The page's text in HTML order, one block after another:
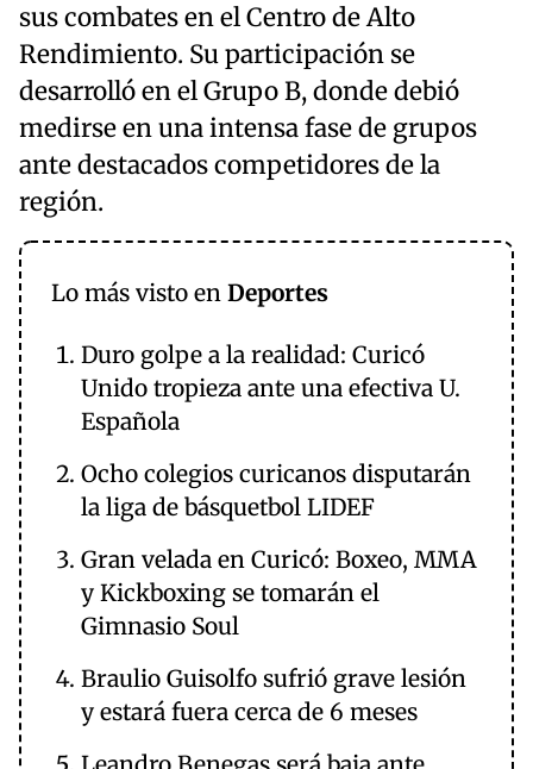
sus combates en el Centro de Alto
Rendimiento. Su participación se
desarrolló en el Grupo B, donde debió
medirse en una intensa fase de grupos
ante destacados competidores de la
región.
Lo más visto en Deportes
Duro golpe a la realidad: Curicó
Unido tropieza ante una efectiva U.
Española
Ocho colegios curicanos disputarán
la liga de básquetbol LIDEF
Gran velada en Curicó: Boxeo, MMA
y Kickboxing se tomarán el
Gimnasio Soul
Braulio Guisolfo sufrió grave lesión
y estará fuera cerca de 6 meses